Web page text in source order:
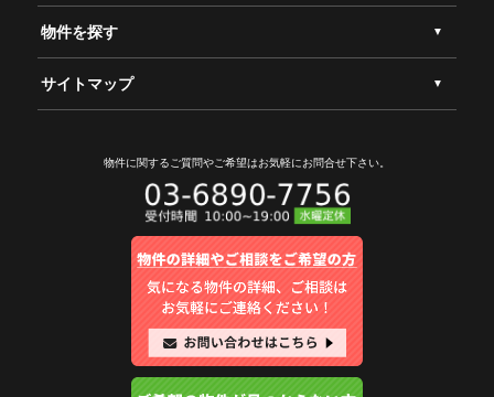
物件を探す
サイトマップ
物件に関するご質問やご希望はお気軽にお問合せ下さい。